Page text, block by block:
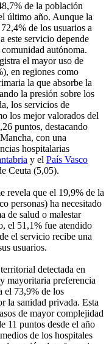
de la población
último año. Aunque la
de los usuarios a
este servicio depende
autónoma.
el mayor uso de
en regiones como
la que absorbe la
la presión sobre los
los servicios de
los mejor valorados del
puntos, destacando
con una
hospitalarias
y el País Vasco
Ceuta (5,05).
revela que el 19,9% de la
personas) ha necesitado
de salud o malestar
el 51,1% fue atendido
el servicio recibe una
usuarios.
detectada en
mayoritaria preferencia
el 73,9% de los
la sanidad privada. Esta
de mayor complejidad
11 puntos desde el año
de los hospitales